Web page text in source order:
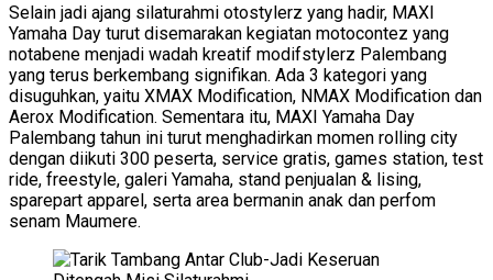
Selain jadi ajang silaturahmi otostylerz yang hadir, MAXI
Yamaha Day turut disemarakan kegiatan motocontez yang
notabene menjadi wadah kreatif modifstylerz Palembang
yang terus berkembang signifikan. Ada 3 kategori yang
disuguhkan, yaitu XMAX Modification, NMAX Modification dan
Aerox Modification. Sementara itu, MAXI Yamaha Day
Palembang tahun ini turut menghadirkan momen rolling city
dengan diikuti 300 peserta, service gratis, games station, test
ride, freestyle, galeri Yamaha, stand penjualan & lising,
sparepart apparel, serta area bermanin anak dan perfom
senam Maumere.